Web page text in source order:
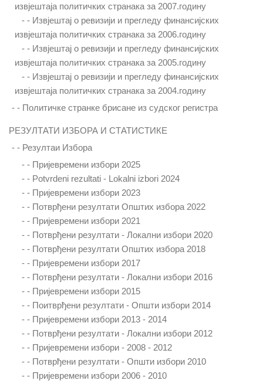
извјештаја политичких странака за 2007.годину
- - Извјештај о ревизији и прегледу финансијских
извјештаја политичких странака за 2006.годину
- - Извјештај о ревизији и прегледу финансијских
извјештаја политичких странака за 2005.годину
- - Извјештај о ревизији и прегледу финансијских
извјештаја политичких странака за 2004.годину
- - Политичке странке брисане из судског регистра
РЕЗУЛТАТИ ИЗБОРА И СТАТИСТИКЕ
- - Резултаи Избора
- - Пријевремени избори 2025
- - Potvrdeni rezultati - Lokalni izbori 2024
- - Пријевремени избори 2023
- - Потврђени резултати Општих избора 2022
- - Пријевремени избори 2021
- - Потврђени резултати - Локални избори 2020
- - Потврђени резултати Општих избора 2018
- - Пријевремени избори 2017
- - Потврђени резултати - Локални избори 2016
- - Пријевремени избори 2015
- - Поитврђени резултати - Општи избори 2014
- - Пријевремени избори 2013 - 2014
- - Потврђени резултати - Локални избори 2012
- - Пријевремени избори - 2008 - 2012
- - Потврђени резултати - Општи избори 2010
- - Пријевремени избори 2006 - 2010